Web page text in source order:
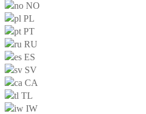
NO
PL
PT
RU
ES
SV
CA
TL
IW